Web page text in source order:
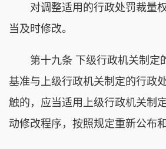
对调整适用的行政处罚裁量权
当及时修改。
第十九条 下级行政机关制定
基准与上级行政机关制定的行政
触的，应当适用上级行政机关制
动修改程序，按照规定重新公布和